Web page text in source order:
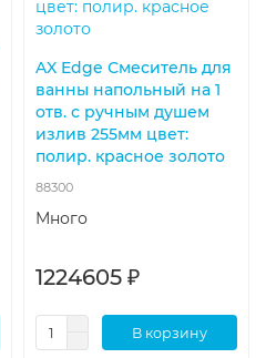
AX Edge Смеситель для
ванны напольный на 1
отв. с ручным душем
излив 255мм цвет:
полир. красное золото
88300
Много
1224605 ₽
В корзину